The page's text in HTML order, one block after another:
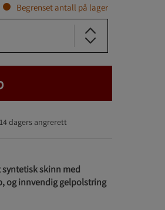
Begrenset antall på lager
14 dagers angrerett
syntetisk skinn med
og innvendig gelpolstring